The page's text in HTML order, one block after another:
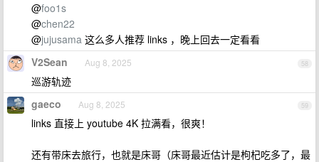
@foo1s
@chen22
@jujusama 这么多人推荐 links ，晚上回去一定看看
58
V2Sean Aug 8, 2025
巡游轨迹
59
gaeco Aug 8, 2025
links 直接上 youtube 4K 拉满看，很爽！
还有带床去旅行，也就是床哥（床哥最近估计是枸杞吃多了，最